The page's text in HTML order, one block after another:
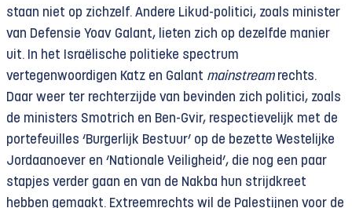
staan niet op zichzelf. Andere Likud-politici, zoals minister
van Defensie Yoav Galant, lieten zich op dezelfde manier
uit. In het Israëlische politieke spectrum
vertegenwoordigen Katz en Galant mainstreamrechts.
Daar weer ter rechterzijde van bevinden zich politici, zoals
de ministers Smotrich en Ben-Gvir, respectievelijk met de
portefeuilles ‘Burgerlijk Bestuur’ op de bezette Westelijke
Jordaanoever en ‘Nationale Veiligheid’, die nog een paar
stapjes verder gaan en van de Nakba hun strijdkreet
hebben gemaakt. Extreemrechts wil de Palestijnen voor de